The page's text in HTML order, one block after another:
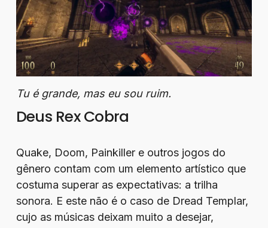
Tu é grande, mas eu sou ruim.
Deus Rex Cobra
Quake, Doom, Painkiller e outros jogos do
gênero contam com um elemento artístico que
costuma superar as expectativas: a trilha
sonora. E este não é o caso de Dread Templar,
cujo as músicas deixam muito a desejar,